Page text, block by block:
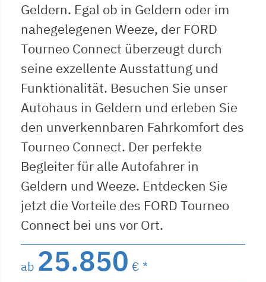
Geldern. Egal ob in Geldern oder im
nahegelegenen Weeze, der FORD
Tourneo Connect überzeugt durch
seine exzellente Ausstattung und
Funktionalität. Besuchen Sie unser
Autohaus in Geldern und erleben Sie
den unverkennbaren Fahrkomfort des
Tourneo Connect. Der perfekte
Begleiter für alle Autofahrer in
Geldern und Weeze. Entdecken Sie
jetzt die Vorteile des FORD Tourneo
Connect bei uns vor Ort.
ab 25.850 € *